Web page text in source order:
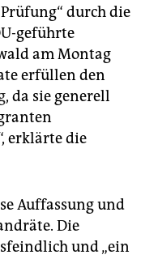
durch die
geführte
am Montag
erfüllen den
, da sie generell
erklärte die
Auffassung und
Die
und „ein